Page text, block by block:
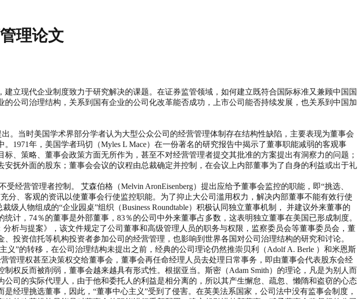
理论文
立现代企业制度致力于研究解决的课题。在证券监管领域，如何建立既符合国际标准又兼顾中国国
公司治理结构，关系到国有企业的公司化改革能否成功，上市公司能否持续发展，也关系到中国加
。当时美国学术界部分学者认为大型公众公司的经营管理体制存在结构性缺陷，主要表现为董事会
1971年，美国学者玛切（Myles L Mace）在一份著名的研究报告中揭示了董事职能减弱的客观事
、策略、董事会政策方面无所作为，甚至不对经营管理者提交其批准的方案提出有洞察力的问题；
抚外面的股东；董事会会议的议程由总裁确定并控制，在会议上内部董事为了自身的利益或出于礼
经营管理者控制。 艾森伯格（Melvin AronEisenberg）提出应给予董事会监控的职能，即“挑选、
、客观的资讯以使董事会行使监控职能。为了抑止大公司滥用权力，解决内部董事不能有效行使
人物组成的“企业园桌”组织（Business Roundtable）积极认同独立董事机制， 并建议外来董事的
计，74％的董事是外部董事，83％的公司中外来董事占多数，这表明独立董事在美国已形成制度。
分析与提案》，该文件规定了公司董事和高级管理人员的职务与权限，监察委员会等董事委员会，董
投资信托等机构投资者参加公司的经营管理，也影响到世界各国对公司治理结构的研究和讨论。
”的转移，在公司治理结构未提出之前，经典的公司理论仍然推崇贝利（Adolf A. Berle ）和米恩斯
管理权甚至决策权交给董事会，董事会再任命经理人员去处理日常事务，即由董事会代表股东会经
权反而被削弱，董事会越来越具有形式性。根据亚当。斯密（Adam Smith）的理论，凡是为别人而
司的实际代理人，由于他和委托人的利益是相分离的，所以其产生懈怠、疏忽、懒隋和盗窃的心态
经理挑选董事，因此，“董事中心主义”受到了侵害。在英美法系国家，公司法中没有监事会制度，